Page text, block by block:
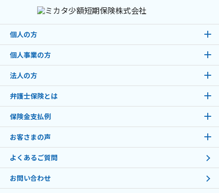
個人の方
個人事業の方
法人の方
弁護士保険とは
保険金支払例
お客さまの声
よくあるご質問
お問い合わせ